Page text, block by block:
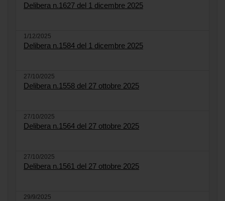
Delibera n.1627 del 1 dicembre 2025
1/12/2025
Delibera n.1584 del 1 dicembre 2025
27/10/2025
Delibera n.1558 del 27 ottobre 2025
27/10/2025
Delibera n.1564 del 27 ottobre 2025
27/10/2025
Delibera n.1561 del 27 ottobre 2025
29/9/2025